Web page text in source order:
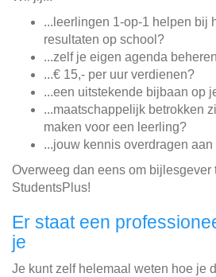
...leerlingen 1-op-1 helpen bij
resultaten op school?
...zelf je eigen agenda
...€ 15,- per uur verdienen?
...een uitstekende bijbaan op
...maatschappelijk betrokken
maken voor een leerling?
...jouw kennis overdragen
Overweeg dan eens om bijlesgever
StudentsPlus!
Er staat een
je
Je kunt zelf helemaal weten hoe je